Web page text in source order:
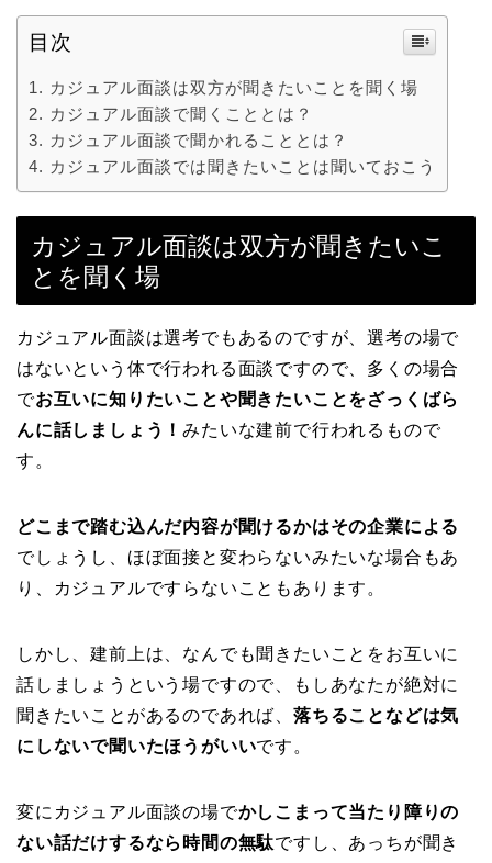
目次
カジュアル面談は双方が聞きたいことを聞く場
カジュアル面談で聞くこととは？
カジュアル面談で聞かれることとは？
カジュアル面談では聞きたいことは聞いておこう
カジュアル面談は双方が聞きたいこ
とを聞く場
カジュアル面談は選考でもあるのですが、選考の場で
はないという体で行われる面談ですので、多くの場合
でお互いに知りたいことや聞きたいことをざっくばら
んに話しましょう！みたいな建前で行われるもので
す。
どこまで踏む込んだ内容が聞けるかはその企業による
でしょうし、ほぼ面接と変わらないみたいな場合もあ
り、カジュアルですらないこともあります。
しかし、建前上は、なんでも聞きたいことをお互いに
話しましょうという場ですので、もしあなたが絶対に
聞きたいことがあるのであれば、 落ちることなどは気
にしないで聞いたほうがいいです。
変にカジュアル面談の場でかしこまって当たり障りの
ない話だけするなら時間の無駄ですし、あっちが聞き